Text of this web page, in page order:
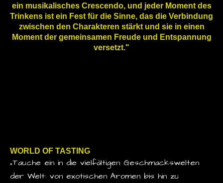
ein musikalisches Crescendo, und jeder Moment des
Trinkens ist ein Fest für die Sinne, das die Verbindung
zwischen den Charakteren stärkt und sie in einen
Moment der gemeinsamen Freude und Entspannung
versetzt."
WORLD OF TASTING
„Tauche ein in die vielfältigen Geschmackswelten
der Welt: von exotischen Aromen bis hin zu